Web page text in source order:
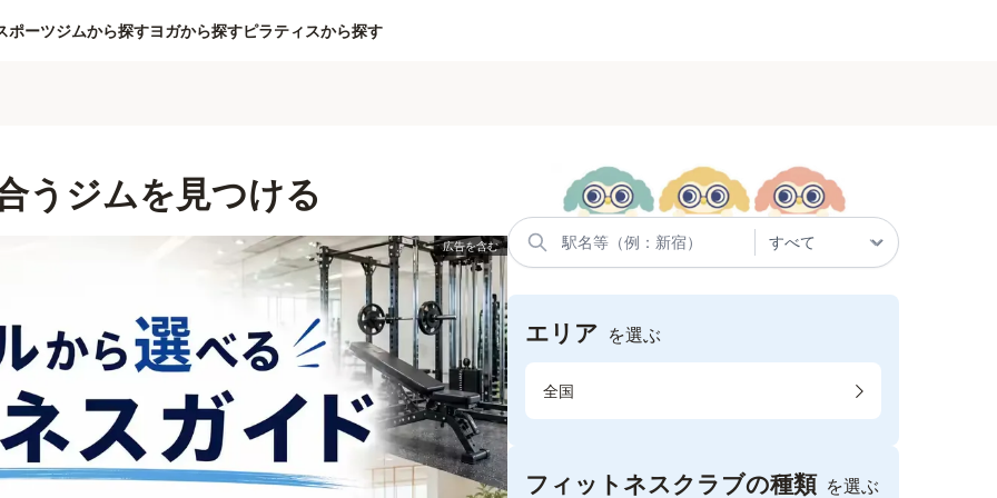
ポーツジムから探すヨガから探すピラティスから探す
うジムを見つける
エリア を選ぶ
全国
フィットネスクラブの種類 を選ぶ